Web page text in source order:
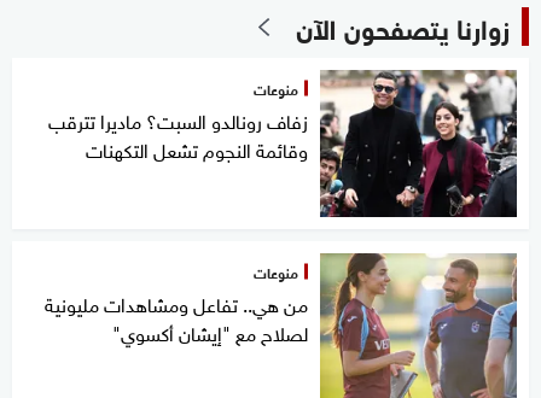
زوارنا يتصفحون الآن
منوعات
زفاف رونالدو السبت؟ ماديرا تترقب
وقائمة النجوم تشعل التكهنات
منوعات
من هي.. تفاعل ومشاهدات مليونية
لصلاح مع "إيشان أكسوي"